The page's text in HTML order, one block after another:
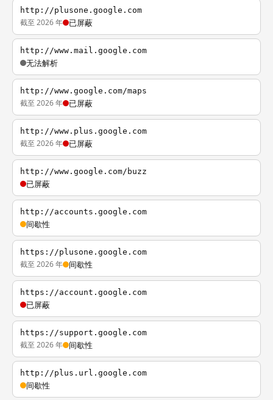
http://plusone.google.com
截至 2026 年 已屏蔽
http://www.mail.google.com
无法解析
http://www.google.com/maps
截至 2026 年 已屏蔽
http://www.plus.google.com
截至 2026 年 已屏蔽
http://www.google.com/buzz
已屏蔽
http://accounts.google.com
间歇性
https://plusone.google.com
截至 2026 年 间歇性
https://account.google.com
已屏蔽
https://support.google.com
截至 2026 年 间歇性
http://plus.url.google.com
间歇性